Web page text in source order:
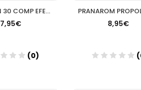
REDOXON 30 COMP EFER EXTRA DEFENSAS
(0)
8,95€